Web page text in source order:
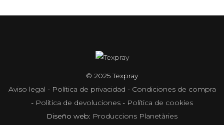
© 2025 Texpray
Aviso legal - Política de privacidad - Condiciones de compra
- Política de devoluciones - Política de cookies
Diseño web: Produccions Planetàries